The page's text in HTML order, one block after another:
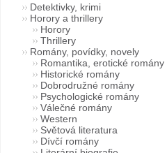
Detektivky, krimi
Horory a thrillery
Horory
Thrillery
Romány, povídky, novely
Romantika, erotické romány
Historické romány
Dobrodružné romány
Psychologické romány
Válečné romány
Western
Světová literatura
Dívčí romány